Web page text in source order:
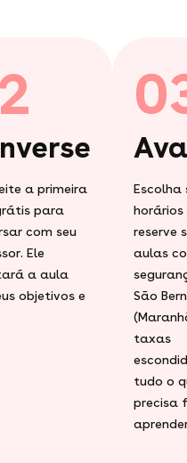
a primeira
para
com seu
Ele
a aula
objetivos e
Escolha
horários
reserve
aulas
São
taxas
tudo o
precisa